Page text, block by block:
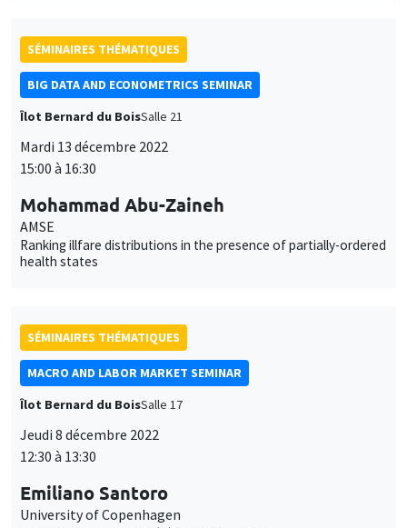
SÉMINAIRES THÉMATIQUES
BIG DATA AND ECONOMETRICS SEMINAR
Îlot Bernard du BoisSalle 21
Mardi 13 décembre 2022
15:00 à 16:30
Mohammad Abu-Zaineh
AMSE
Ranking illfare distributions in the presence of partially-ordered
health states
SÉMINAIRES THÉMATIQUES
MACRO AND LABOR MARKET SEMINAR
Îlot Bernard du BoisSalle 17
Jeudi 8 décembre 2022
12:30 à 13:30
Emiliano Santoro
University of Copenhagen